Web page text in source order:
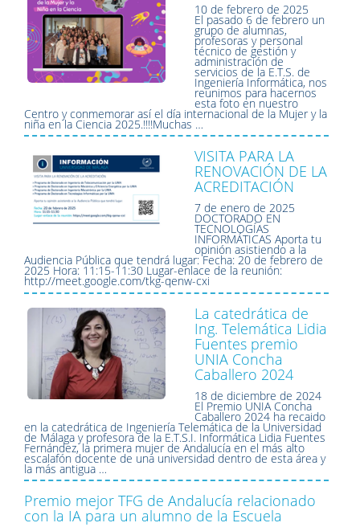
10 de febrero de 2025
El pasado 6 de febrero un
grupo de alumnas,
profesoras y personal
técnico de gestión y
administración de
servicios de la E.T.S. de
Ingeniería Informática, nos
reunimos para hacernos
esta foto en nuestro
Centro y conmemorar así el día internacional de la Mujer y la
niña en la Ciencia 2025.!!!!Muchas …
VISITA PARA LA
RENOVACIÓN DE LA
ACREDITACIÓN
7 de enero de 2025
DOCTORADO EN
TECNOLOGÍAS
INFORMÁTICAS Aporta tu
opinión asistiendo a la
Audiencia Pública que tendrá lugar: Fecha: 20 de febrero de
2025 Hora: 11:15-11:30 Lugar-enlace de la reunión:
http://meet.google.com/tkg-qenw-cxi
La catedrática de
Ing. Telemática Lidia
Fuentes premio
UNIA Concha
Caballero 2024
18 de diciembre de 2024
El Premio UNIA Concha
Caballero 2024 ha recaido
en la catedrática de Ingeniería Telemática de la Universidad
de Málaga y profesora de la E.T.S.I. Informática Lidia Fuentes
Fernández, la primera mujer de Andalucía en el más alto
escalafón docente de una universidad dentro de esta área y
la más antigua …
Premio mejor TFG de Andalucía relacionado
con la IA para un alumno de la Escuela